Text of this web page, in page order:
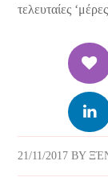
τελευταίες
21/11/2017 BY